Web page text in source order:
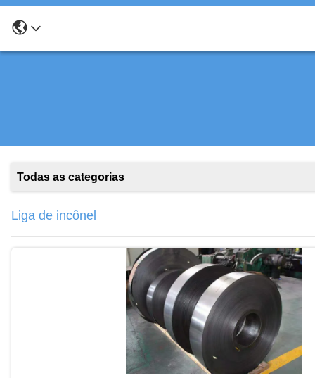
Todas as categorias
Liga de incônel